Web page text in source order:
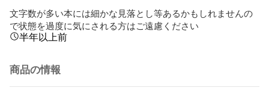
文字数が多い本には細かな見落とし等あるかもしれませんの
で状態を過度に気にされる方はご遠慮ください
半年以上前
商品の情報